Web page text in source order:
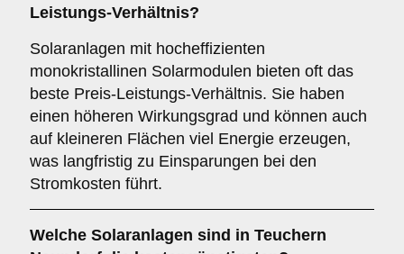
Leistungs-Verhältnis?
Solaranlagen mit hocheffizienten
monokristallinen Solarmodulen bieten oft das
beste Preis-Leistungs-Verhältnis. Sie haben
einen höheren Wirkungsgrad und können auch
auf kleineren Flächen viel Energie erzeugen,
was langfristig zu Einsparungen bei den
Stromkosten führt.
Welche Solaranlagen sind in Teuchern